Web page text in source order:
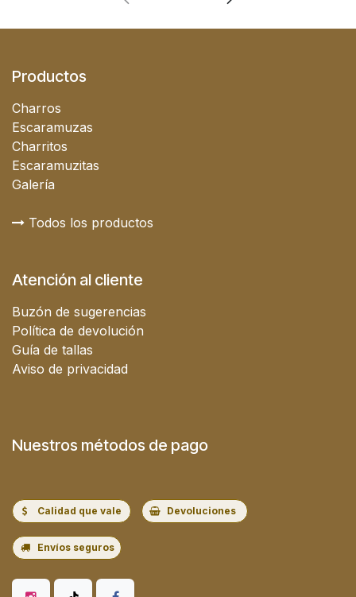
Productos
Charros
Escaramuzas
Charritos
Escaramuzitas
Galería
Todos los productos
Atención al cliente
Buzón de sugerencias
Política de devolución
Guía de tallas
Aviso de privacidad
Nuestros métodos de pago
Calidad que vale Devoluciones
Envíos seguros